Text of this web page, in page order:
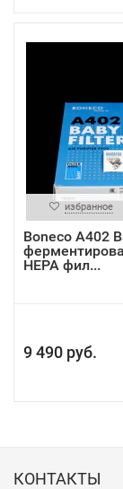
избранное
Boneco A402
НЕРА фил...
9 490 руб.
КОНТАКТЫ